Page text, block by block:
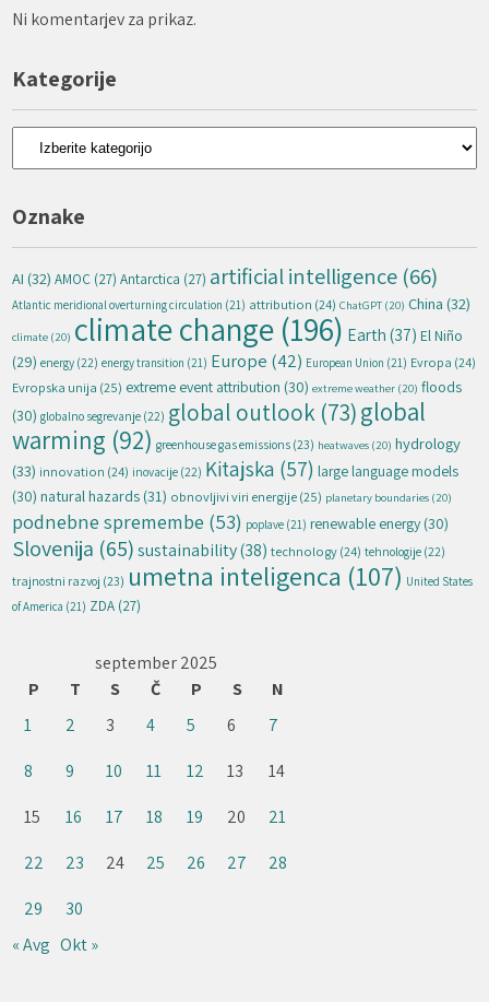
Ni komentarjev za prikaz.
Kategorije
Kategorije
Oznake
AI (32) AMOC (27) Antarctica (27) artificial intelligence (66)
Atlantic meridional overturning circulation (21) attribution (24) ChatGPT (20) China (32)
climate (20) climate change (196) Earth (37) El Niño
(29) energy (22) energy transition (21) Europe (42) European Union (21) Evropa (24)
Evropska unija (25) extreme event attribution (30) extreme weather (20) floods
(30) globalno segrevanje (22) global outlook (73)global
warming (92) greenhouse gas emissions (23) heatwaves (20) hydrology
(33) innovation (24) inovacije (22) Kitajska (57) large language models
(30) natural hazards (31) obnovljivi viri energije(25) planetary boundaries (20)
podnebne spremembe (53) poplave (21) renewable energy (30)
Slovenija (65) sustainability(38) technology(24) tehnologije (22)
trajnostni razvoj (23) umetna inteligenca (107) United States
of America (21) ZDA (27)
september 2025
P
T S Č P S
N
1
2 3 4 5 6
7
8
9 10 11 12 13
14
15
16 17 18 19 20
21
22
23 24 25 26 27
28
29
30
« Avg Okt »